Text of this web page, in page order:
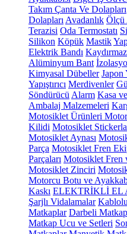
Takım Çanta Ve Dolapları
Dolapları Avadanlık Ölçü
Terazisi Oda Termostatı
Silikon Köpük Mastik
Elektrik Bandı
Alüminyum Bant
Kimyasal Dübeller Japon
Yapıştırıcı Merdivenler
Söndürücü Alarm Kasa
Ambalaj Malzemeleri
Motosiklet Ürünleri
Kilidi Motosiklet
Motosiklet Aynası
Parça Motosiklet Fren
Parçaları Motosiklet Fren
Motosiklet Zinciri
Motorcu Botu ve
Kaskı ELEKTRİKLİ EL
Şarjlı Vidalamalar
Matkaplar Darbeli
Matkap Ucu ve Setleri